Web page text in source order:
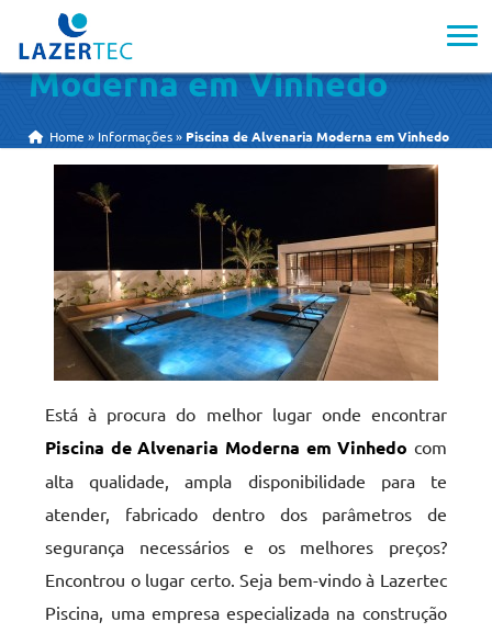
Piscina de Alvenaria
Moderna em Vinhedo
Home » Informações » Piscina de Alvenaria Moderna em Vinhedo
Está à procura do melhor lugar onde encontrar
Piscina de Alvenaria Moderna em Vinhedo com
alta qualidade, ampla disponibilidade para te
atender, fabricado dentro dos parâmetros de
segurança necessários e os melhores preços?
Encontrou o lugar certo. Seja bem-vindo à Lazertec
Piscina, uma empresa especializada na construção